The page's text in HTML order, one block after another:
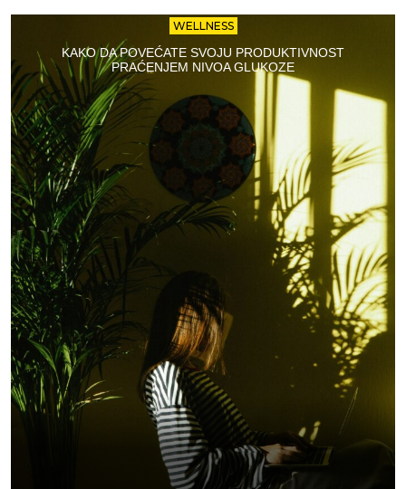
WELLNESS
KAKO DA POVEĆATE SVOJU PRODUKTIVNOST
PRAĆENJEM NIVOA GLUKOZE